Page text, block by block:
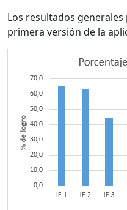
Los resultados
primera versión de la